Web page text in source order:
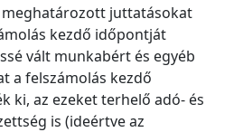
juttatásokat
kezdő időpontját
vált munkabért és egyéb
a felszámolás kezdő
ki, az ezeket terhelő adó- és
is (ideértve az